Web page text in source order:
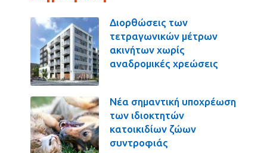
Διορθώσεις των
τετραγωνικών μέτρων
ακινήτων χωρίς
αναδρομικές χρεώσεις
Νέα σημαντική υποχρέωση
των ιδιοκτητών
κατοικιδίων ζώων
συντροφιάς